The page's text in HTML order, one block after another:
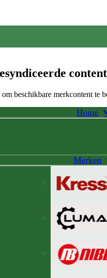
beschikbare merkcontent te
Home
Merken